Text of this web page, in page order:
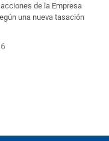
de la Empresa
una nueva tasación